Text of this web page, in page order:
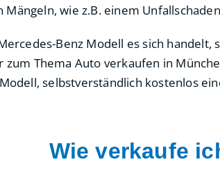
wie z.B. einem
Benz Modell es sich handelt,
Thema Auto verkaufen in
Modell, selbstverständlich kostenlos
Wie verkaufe